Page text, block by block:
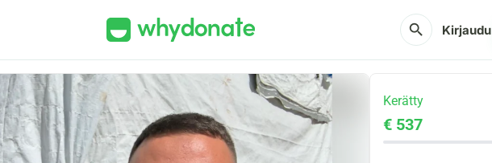
search Kirjaudu
Kerätty
€ 537